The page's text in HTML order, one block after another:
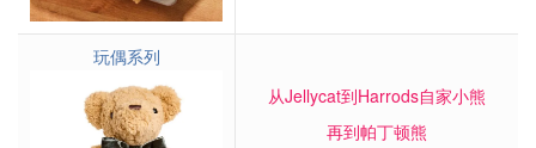
玩偶系列
从Jellycat到Harrods自家小熊
再到帕丁顿熊